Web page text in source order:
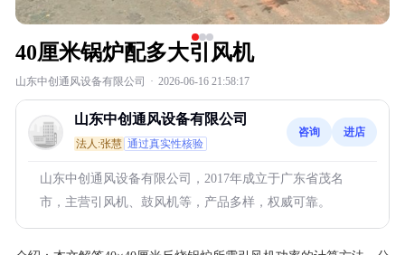
40厘米锅炉配多大引风机
山东中创通风设备有限公司 · 2026-06-16 21:58:17
山东中创通风设备有限公司
法人:张慧 通过真实性核验
咨询 进店
山东中创通风设备有限公司，2017年成立于广东省茂名
市，主营引风机、鼓风机等，产品多样，权威可靠。